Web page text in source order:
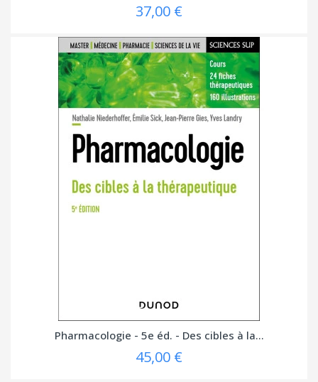
37,00 €
Pharmacologie - 5e éd. - Des cibles à la...
45,00 €